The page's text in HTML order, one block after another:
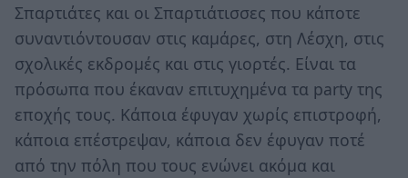
Σπαρτιάτες και οι Σπαρτιάτισσες που κάποτε
συναντιόντουσαν στις καμάρες, στη Λέσχη, στις
σχολικές εκδρομές και στις γιορτές. Είναι τα
πρόσωπα που έκαναν επιτυχημένα τα party της
εποχής τους. Κάποια έφυγαν χωρίς επιστροφή,
κάποια επέστρεψαν, κάποια δεν έφυγαν ποτέ
από την πόλη που τους ενώνει ακόμα και